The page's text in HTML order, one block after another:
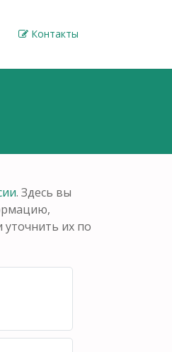
Контакты
. Здесь вы
их по